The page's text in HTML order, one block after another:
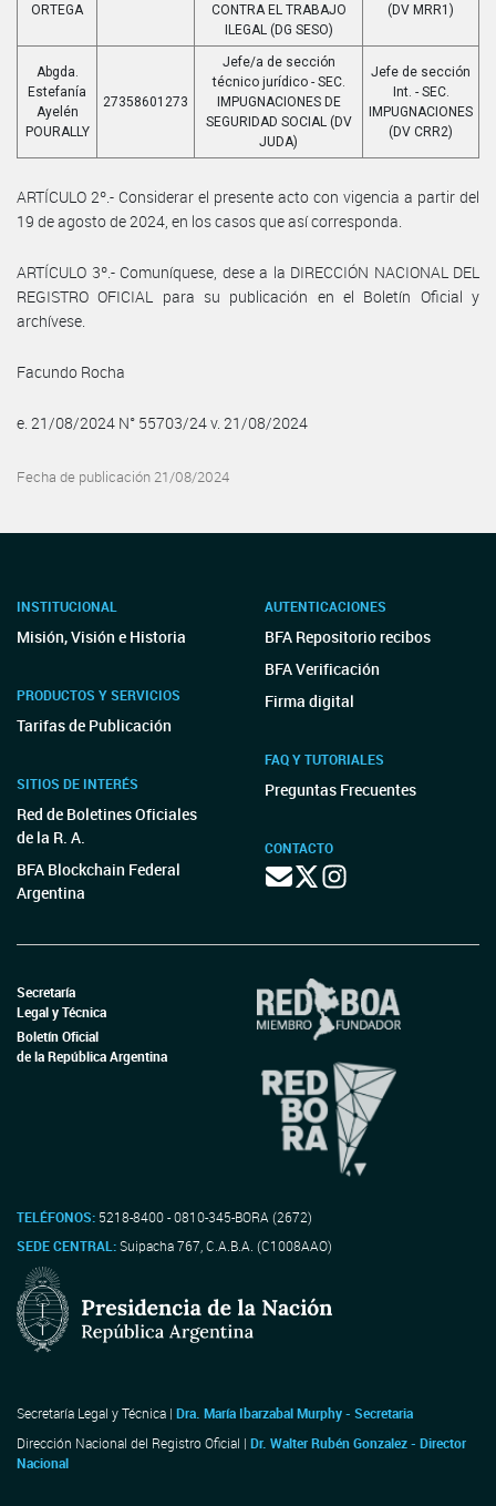
ORTEGA
CONTRA EL TRABAJO
ILEGAL (DG SESO)
(DV MRR1)
Abgda.
Estefanía
Ayelén
POURALLY
27358601273
Jefe/a de sección
técnico jurídico - SEC.
IMPUGNACIONES DE
SEGURIDAD SOCIAL (DV
JUDA)
Jefe de sección
Int. - SEC.
IMPUGNACIONES
(DV CRR2)
ARTÍCULO 2º.- Considerar el presente acto con vigencia a partir del
19 de agosto de 2024, en los casos que así corresponda.
ARTÍCULO 3º.- Comuníquese, dese a la DIRECCIÓN NACIONAL DEL
REGISTRO OFICIAL para su publicación en el Boletín Oficial y
archívese.
Facundo Rocha
e. 21/08/2024 N° 55703/24 v. 21/08/2024
Fecha de publicación 21/08/2024
INSTITUCIONAL
Misión, Visión e Historia
PRODUCTOS Y SERVICIOS
Tarifas de Publicación
SITIOS DE INTERÉS
Red de Boletines Oficiales
de la R. A.
BFA Blockchain Federal
Argentina
AUTENTICACIONES
BFA Repositorio recibos
BFA Verificación
Firma digital
FAQ Y TUTORIALES
Preguntas Frecuentes
CONTACTO
Secretaría
Legal y Técnica
Boletín Oficial
de la República Argentina
TELÉFONOS: 5218-8400 - 0810-345-BORA (2672)
SEDE CENTRAL:Suipacha 767, C.A.B.A. (C1008AAO)
Secretaría Legal y Técnica | Dra. María Ibarzabal Murphy - Secretaria
Dirección Nacional del Registro Oficial | Dr. Walter Rubén Gonzalez - Director
Nacional